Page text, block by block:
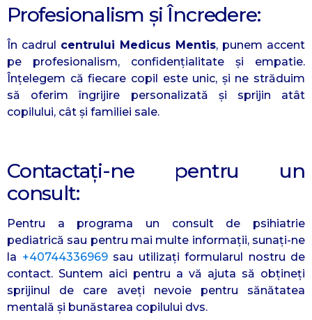
Profesionalism și Încredere:
În cadrul centrului Medicus Mentis, punem accent
pe profesionalism, confidențialitate și empatie.
Înțelegem că fiecare copil este unic, și ne străduim
să oferim îngrijire personalizată și sprijin atât
copilului, cât și familiei sale.
Contactați-ne pentru un
consult:
Pentru a programa un consult de psihiatrie
pediatrică sau pentru mai multe informații, sunați-ne
la +40744336969sau utilizați formularul nostru de
contact. Suntem aici pentru a vă ajuta să obțineți
sprijinul de care aveți nevoie pentru sănătatea
mentală și bunăstarea copilului dvs.